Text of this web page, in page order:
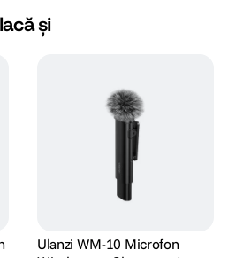
și
Ulanzi WM-10 Microfon